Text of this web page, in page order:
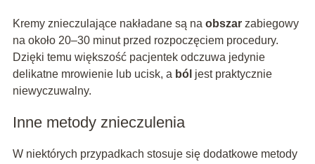
Kremy znieczulające nakładane są na obszarzabiegowy
na około 20–30 minut przed rozpoczęciem procedury.
Dzięki temu większość pacjentek odczuwa jedynie
delikatne mrowienie lub ucisk, a ból jest praktycznie
niewyczuwalny.
Inne metody znieczulenia
W niektórych przypadkach stosuje się dodatkowe metody